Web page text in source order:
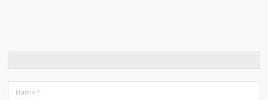
Name *